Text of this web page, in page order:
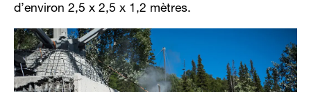
d’environ 2,5 x 2,5 x 1,2 mètres.